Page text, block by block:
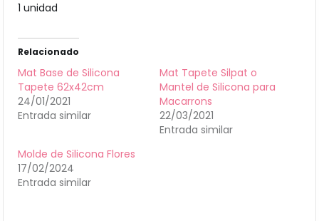
1 unidad
Relacionado
Mat Base de Silicona
Tapete 62x42cm
24/01/2021
Entrada similar
Mat Tapete Silpat o
Mantel de Silicona para
Macarrons
22/03/2021
Entrada similar
Molde de Silicona Flores
17/02/2024
Entrada similar